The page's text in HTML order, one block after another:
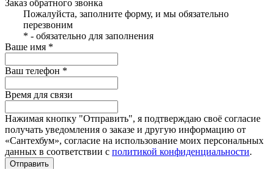
Заказ обратного звонка
Пожалуйста, заполните форму, и мы обязательно
перезвоним
* - обязательно для заполнения
Ваше имя *
Ваш телефон *
Время для связи
Нажимая кнопку "Отправить", я подтверждаю своё согласие
получать уведомления о заказе и другую информацию от
«Сантехбум», согласие на использование моих персональных
данных в соответствии с политикой конфиденциальности.
Отправить